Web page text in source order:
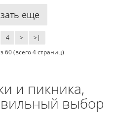
еще
4 > >|
60 (всего 4 страниц)
и пикника,
выбор